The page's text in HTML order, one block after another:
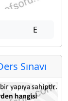
E
Sınavı